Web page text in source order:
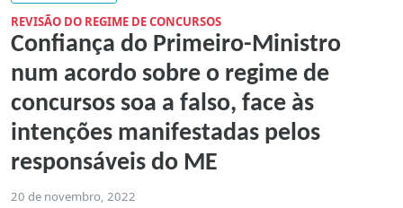
REVISÃO DO REGIME DE CONCURSOS
Confiança do Primeiro-Ministro
num acordo sobre o regime de
concursos soa a falso, face às
intenções manifestadas pelos
responsáveis do ME
20 de novembro, 2022